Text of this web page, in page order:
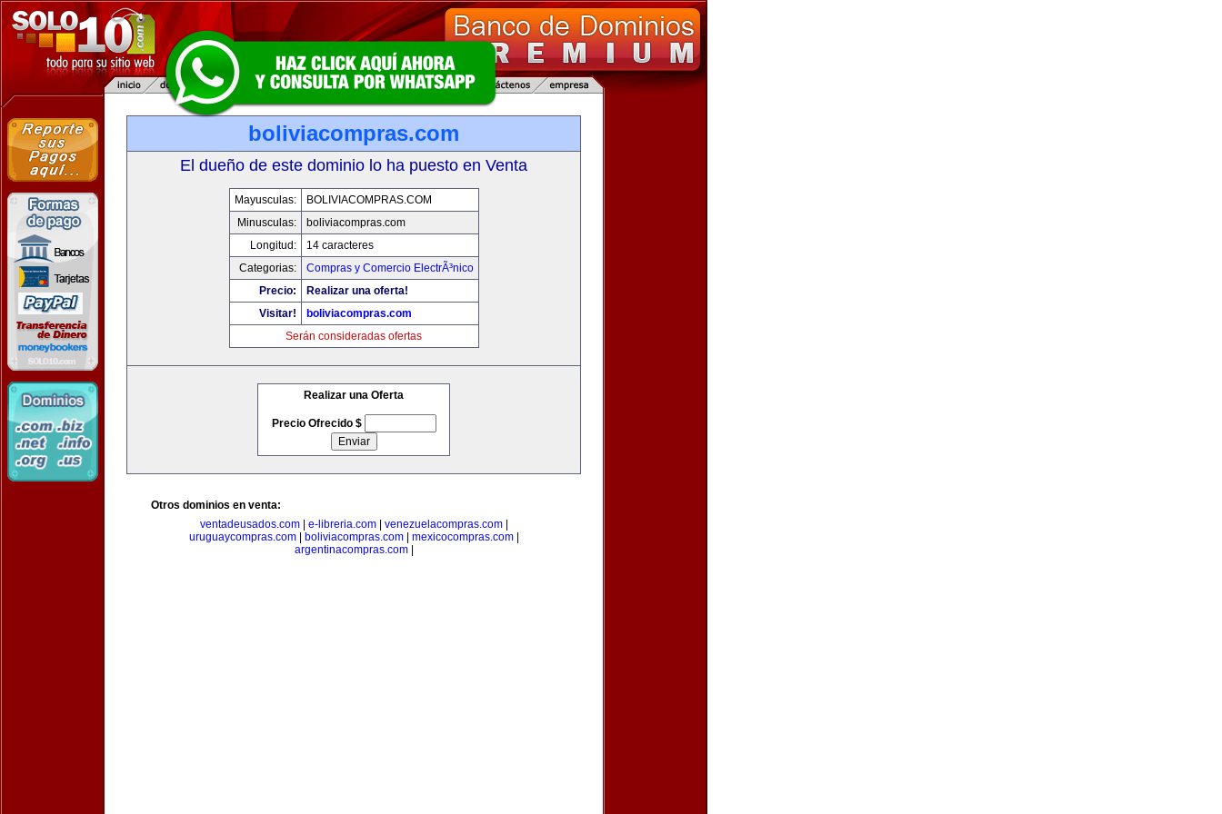
boliviacompras.com
El dueño de este dominio lo ha puesto en Venta
Mayusculas:
BOLIVIACOMPRAS.COM
Minusculas:
boliviacompras.com
Longitud:
14 caracteres
Categorias:
Compras y Comercio ElectrÃ³nico
Precio:
Realizar una oferta!
Visitar!
boliviacompras.com
Serán consideradas ofertas
Realizar una Oferta
Precio Ofrecido $
Otros dominios en venta:
ventadeusados.com| e-libreria.com| venezuelacompras.com|
uruguaycompras.com| boliviacompras.com| mexicocompras.com|
argentinacompras.com|